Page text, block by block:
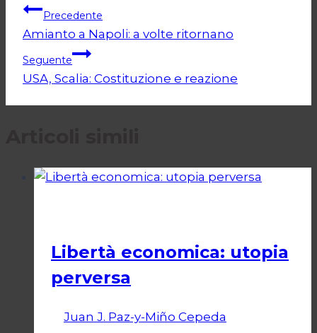
Navigazione
articoli
Precedente
Amianto a Napoli: a volte ritornano
Seguente
USA, Scalia: Costituzione e reazione
Libertà economica: utopia
perversa
Juan J. Paz-y-Miño Cepeda